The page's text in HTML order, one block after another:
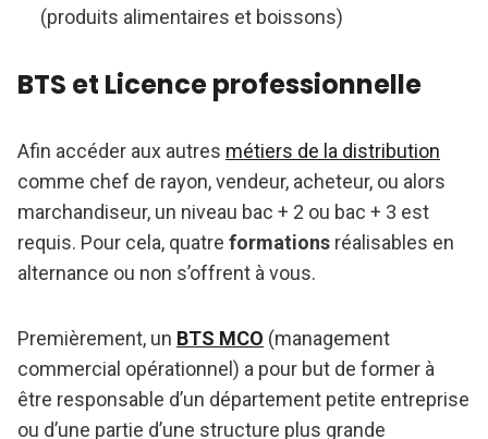
(produits alimentaires et boissons)
BTS et Licence professionnelle
Afin accéder aux autres métiers de la distribution
comme chef de rayon, vendeur, acheteur, ou alors
marchandiseur, un niveau bac + 2 ou bac + 3 est
requis. Pour cela, quatre formations réalisables en
alternance ou non s’offrent à vous.
Premièrement, un BTS MCO (management
commercial opérationnel) a pour but de former à
être responsable d’un département petite entreprise
ou d’une partie d’une structure plus grande